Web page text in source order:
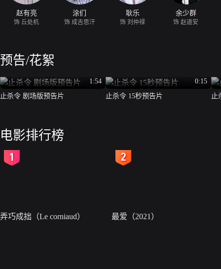
赵有亮
饰 丘处机
涂们
饰 成吉思汗
耿乐
饰 刘仲禄
余少群
饰 赵道安
预告/花絮
1:54
止杀令 剧场版预告片
0:15
止杀令 15秒预告片
止
电影排行榜
弄巧成拙（Le corniaud） 最爱（2021）